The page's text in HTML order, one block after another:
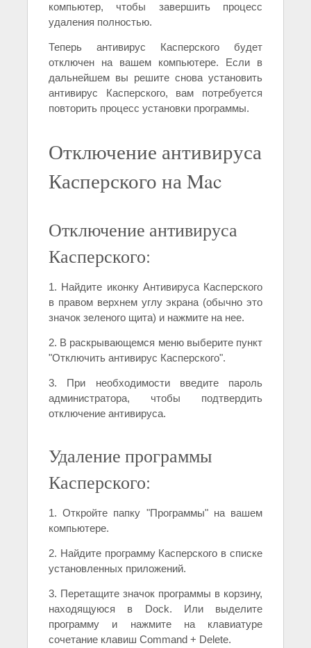
компьютер, чтобы завершить процесс
удаления полностью.
Теперь антивирус Касперского будет
отключен на вашем компьютере. Если в
дальнейшем вы решите снова установить
антивирус Касперского, вам потребуется
повторить процесс установки программы.
Отключение антивируса
Касперского на Mac
Отключение антивируса
Касперского:
1. Найдите иконку Антивируса Касперского
в правом верхнем углу экрана (обычно это
значок зеленого щита) и нажмите на нее.
2. В раскрывающемся меню выберите пункт
"Отключить антивирус Касперского".
3. При необходимости введите пароль
администратора, чтобы подтвердить
отключение антивируса.
Удаление программы
Касперского:
1. Откройте папку "Программы" на вашем
компьютере.
2. Найдите программу Касперского в списке
установленных приложений.
3. Перетащите значок программы в корзину,
находящуюся в Dock. Или выделите
программу и нажмите на клавиатуре
сочетание клавиш Command + Delete.